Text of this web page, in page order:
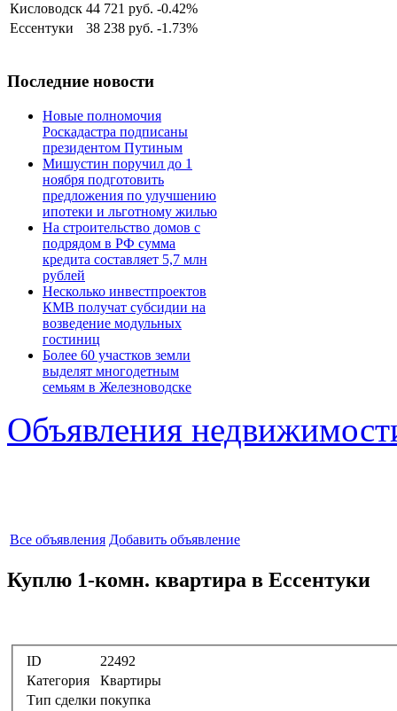
Кисловодск 44 721 руб. -0.42%
Ессентуки
38 238 руб. -1.73%
Последние новости
Новые полномочия
Роскадастра подписаны
президентом Путиным
Мишустин поручил до 1
ноября подготовить
предложения по улучшению
ипотеки и льготному жилью
На строительство домов с
подрядом в РФ сумма
кредита составляет 5,7 млн
рублей
Несколько инвестпроектов
КМВ получат субсидии на
возведение модульных
гостиниц
Более 60 участков земли
выделят многодетным
семьям в Железноводске
Объявления
Все объявления Добавить объявление
Куплю 1-комн. квартира в Ессентуки
ID
22492
Категория
Квартиры
Тип сделки покупка